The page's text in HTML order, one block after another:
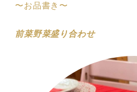
〜お品書き〜
前菜野菜盛り合わせ